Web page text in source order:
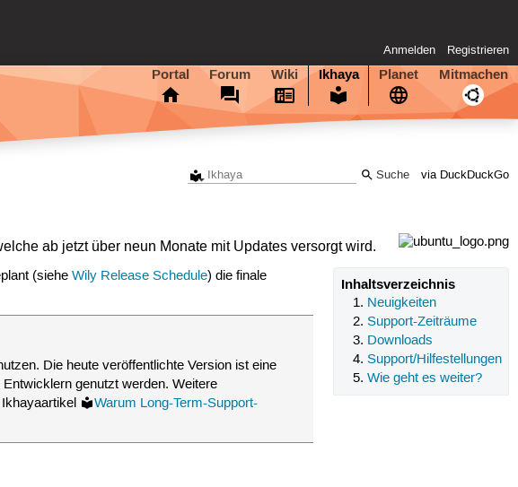
Anmelden Registrieren
Portal Forum Wiki Ikhaya Planet Mitmachen
via DuckDuckGo
ab jetzt über neun Monate mit Updates versorgt wird.
Inhaltsverzeichnis
Neuigkeiten
Support-Zeiträume
Downloads
Support/Hilfestellungen
Wie geht es weiter?
(sieheWily Release Schedule) die finale
Die heute veröffentlichte Version ist eine
genutzt werden. Weitere
Warum Long-Term-Support-